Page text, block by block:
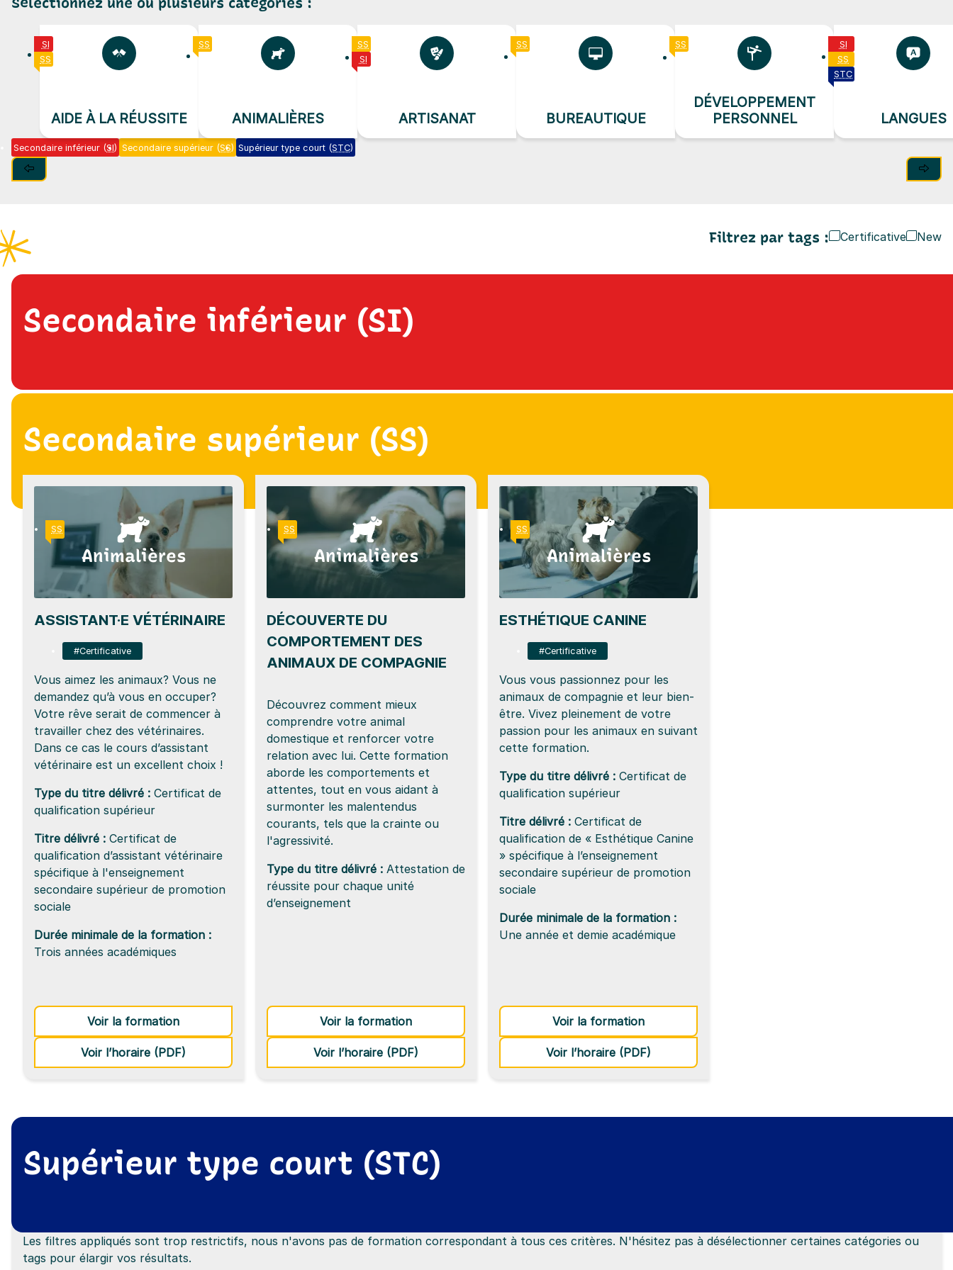
AIDE À LA RÉUSSITE
SI
SS
ANIMALIÈRES
SS
ARTISANAT
SS
SI
BUREAUTIQUE
SS
DÉVELOPPEMENT
PERSONNEL
SS
LANGUES
SI
SS
STC
Secondaire inférieur (SI) Secondaire supérieur (SS) Supérieur type court (STC)
Filtrez partags : Certificative New
Secondaire inférieur (SI)
Secondaire supérieur (SS)
Animalières
SS
ASSISTANT·E VÉTÉRINAIRE
#Certificative
Vous aimez les animaux? Vous ne
demandez qu’à vous en occuper?
Votre rêve serait de commencer à
travailler chez des vétérinaires.
Dans ce cas le cours d’assistant
vétérinaire est un excellent choix !
Type du titre délivré : Certificat de
qualification supérieur
Titre délivré : Certificat de
qualification d’assistant vétérinaire
spécifique à l'enseignement
secondaire supérieur de promotion
sociale
Durée minimale de la formation :
Trois années académiques
Voir la formation: Assistant·e Vétérinaire
Voir l’horaire (PDF) de la formation Assistant·e Vétérinaire
Animalières
SS
DÉCOUVERTE DU
COMPORTEMENT DES
ANIMAUX DE COMPAGNIE
Découvrez comment mieux
comprendre votre animal
domestique et renforcer votre
relation avec lui. Cette formation
aborde les comportements et
attentes, tout en vous aidant à
surmonter les malentendus
courants, tels que la crainte ou
l'agressivité.
Type du titre délivré : Attestation de
réussite pour chaque unité
d’enseignement
Voir la formation: Découverte du comportement des animaux de compagnie
Voir l’horaire (PDF) de la formation Découverte du comportement des animaux de compagnie
Animalières
SS
ESTHÉTIQUE CANINE
#Certificative
Vous vous passionnez pour les
animaux de compagnie et leur bien-
être. Vivez pleinement de votre
passion pour les animaux en suivant
cette formation.
Type du titre délivré : Certificat de
qualification supérieur
Titre délivré : Certificat de
qualification de « Esthétique Canine
» spécifique à l’enseignement
secondaire supérieur de promotion
sociale
Durée minimale de la formation :
Une année et demie académique
Voir la formation: Esthétique canine
Voir l’horaire (PDF)
Supérieur type court (STC)
Les filtres appliqués sont trop restrictifs, nous n'avons pas de formation correspondant à tous ces critères. N'hésitez pas à désélectionner certaines catégories ou
tags pour élargir vos résultats.